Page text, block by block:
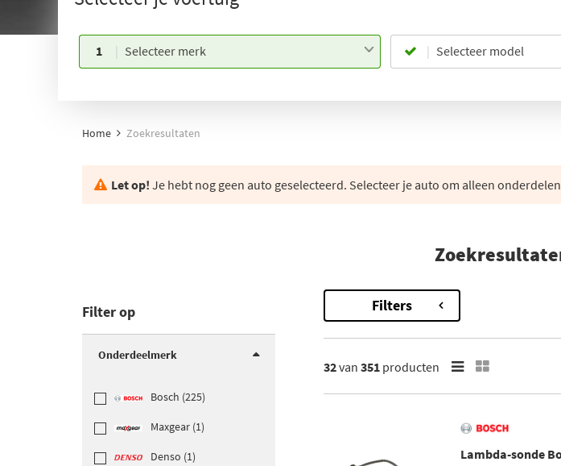
1 Selecteer merk Selecteer model
Home Zoekresultaten
Let op! Je hebt nog geen auto geselecteerd. Selecteer je auto om alleen
Filter op
Onderdeelmerk
Bosch (225)
Maxgear (1)
Denso (1)
Filters
32van 351 producten
Lambda-sonde